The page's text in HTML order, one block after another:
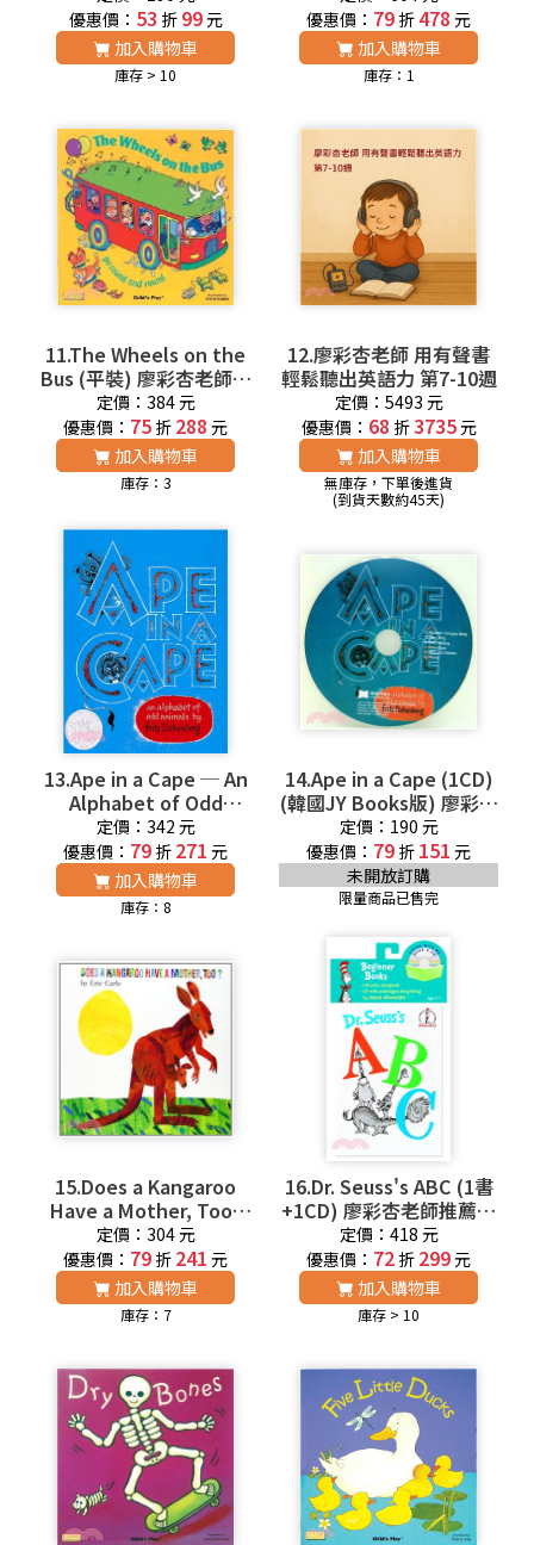
4週
優惠價： 53 折 99元
加入購物車
庫存 > 10
優惠價： 79 折 478 元
加入購物車
庫存：1
11.The Wheels on the
Bus (平裝) 廖彩杏老師推
薦有聲書第1週
定價：384 元
優惠價： 75 折 288 元
加入購物車
庫存：3
12.廖彩杏老師 用有聲書
輕鬆聽出英語力 第7-10週
定價：5493 元
優惠價： 68 折3735元
加入購物車
無庫存，下單後進貨
(到貨天數約45天)
13.Ape in a Cape ─ An
Alphabet of Odd
Animals 廖彩杏老師推薦
有聲書第7週
定價：342 元
優惠價： 79 折 271 元
加入購物車
庫存：8
14.Ape in a Cape (1CD)
(韓國JY Books版) 廖彩杏
老師推薦有聲書第7週
定價：190 元
優惠價： 79 折 151 元
未開放訂購
限量商品已售完
15.Does a Kangaroo
Have a Mother, Too?
(平裝本) 廖彩杏老師推薦
有聲書第9週
定價：304 元
優惠價： 79 折 241 元
加入購物車
庫存：7
16.Dr. Seuss's ABC (1書
+1CD) 廖彩杏老師推薦有
聲書第10週
定價：418 元
優惠價： 72 折 299元
加入購物車
庫存 > 10